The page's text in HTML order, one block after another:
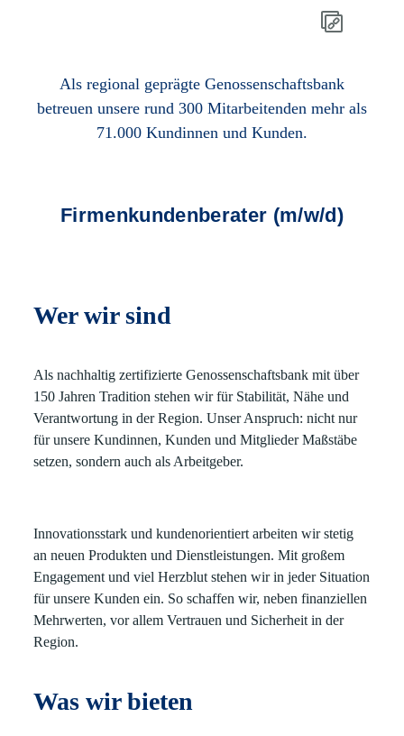
Als regional geprägte Genossenschaftsbank
betreuen unsere rund 300 Mitarbeitenden mehr als
71.000 Kundinnen und Kunden.
Firmenkundenberater (m/w/d)
Wer wir sind
Als nachhaltig zertifizierte Genossenschaftsbank mit über
150 Jahren Tradition stehen wir für Stabilität, Nähe und
Verantwortung in der Region. Unser Anspruch: nicht nur
für unsere Kundinnen, Kunden und Mitglieder Maßstäbe
setzen, sondern auch als Arbeitgeber.
Innovationsstark und kundenorientiert arbeiten wir stetig
an neuen Produkten und Dienstleistungen. Mit großem
Engagement und viel Herzblut stehen wir in jeder Situation
für unsere Kunden ein. So schaffen wir, neben finanziellen
Mehrwerten, vor allem Vertrauen und Sicherheit in der
Region.
Was wir bieten